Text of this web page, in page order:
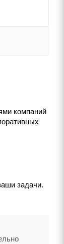
компаний
задачи.